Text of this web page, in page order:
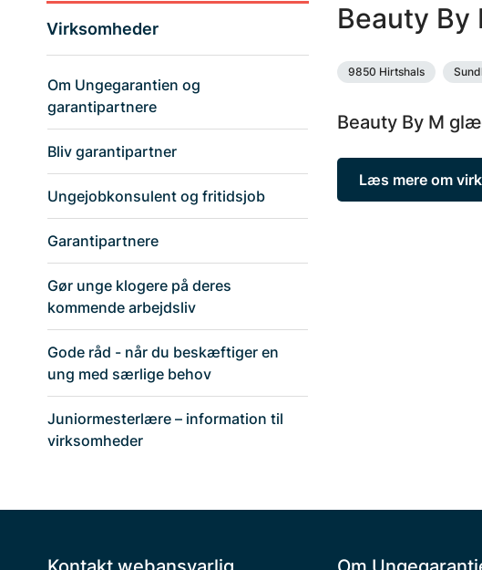
Virksomheder
Om Ungegarantien og
garantipartnere
Bliv garantipartner
Ungejobkonsulent og fritidsjob
Garantipartnere
Gør unge klogere på deres
kommende arbejdsliv
Gode råd - når du beskæftiger en
ung med særlige behov
Juniormesterlære – information til
virksomheder
Beauty By
9850 Hirtshals
Beauty By M
Læs mere om